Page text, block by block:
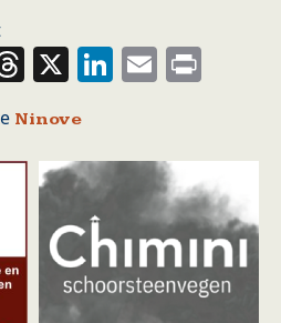
Threads
X LinkedIn
Email
Ninove